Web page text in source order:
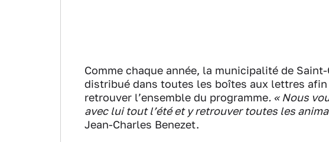
Comme chaque année, la municipalité de
distribué dans toutes les boîtes aux lettres
retrouver l’ensemble du programme. « Nous
avec lui tout l’été et y retrouver toutes les
Jean-Charles Benezet.